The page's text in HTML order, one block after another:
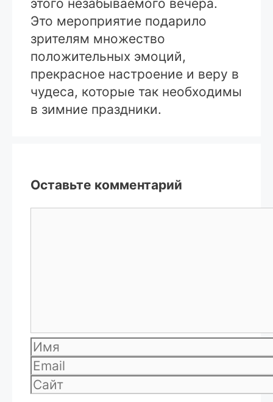
этого незабываемого вечера.
Это мероприятие подарило
зрителям множество
положительных эмоций,
прекрасное настроение и веру в
чудеса, которые так необходимы
в зимние праздники.
Оставьте комментарий
Имя
Email
Сайт